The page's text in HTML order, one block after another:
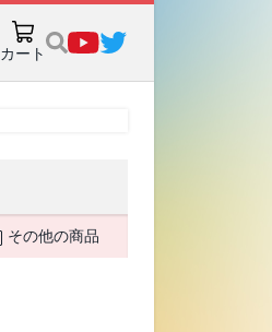
カート
その他の商品